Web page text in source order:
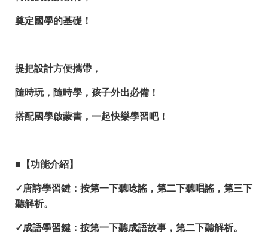
奠定國學的基礎！
提把設計方便攜帶，
隨時玩，隨時學，孩子外出必備！
搭配國學啟蒙書，一起快樂學習吧！
■【功能介紹】
✓唐詩學習鍵：按第一下聽唸謠，第二下聽唱謠，第三下
聽解析。
✓成語學習鍵：按第一下聽成語故事，第二下聽解析。